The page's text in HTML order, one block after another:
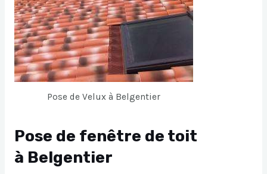
Pose de Velux à Belgentier
Pose de fenêtre de toit
à Belgentier